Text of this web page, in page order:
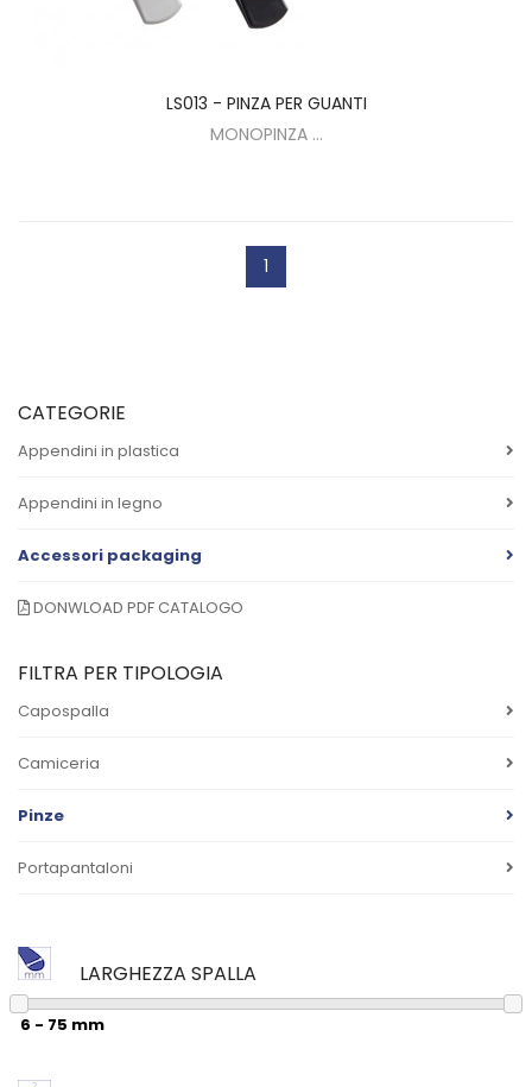
LS013 - PINZA PER GUANTI
MONOPINZA ...
1
CATEGORIE
Appendini in plastica
Appendini in legno
Accessori packaging
DONWLOAD PDF CATALOGO
FILTRA PER TIPOLOGIA
Capospalla
Camiceria
Pinze
Portapantaloni
LARGHEZZA SPALLA